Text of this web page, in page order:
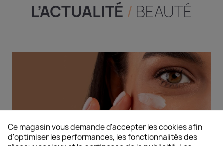
L’ACTUALITÉ / BEAUTÉ
Ce magasin vous demande d'accepter les cookies afin
d'optimiser les performances, les fonctionnalités des